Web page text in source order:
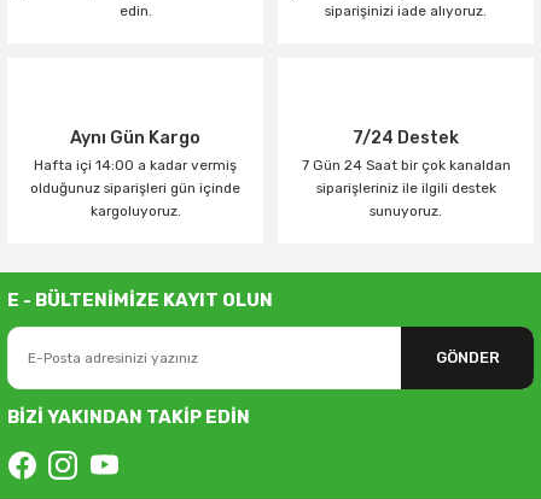
edin.
siparişinizi iade alıyoruz.
Aynı Gün Kargo
Hafta içi 14:00 a kadar vermiş
olduğunuz siparişleri gün içinde
kargoluyoruz.
7/24 Destek
7 Gün 24 Saat bir çok kanaldan
siparişleriniz ile ilgili destek
sunuyoruz.
E - BÜLTENİMİZE KAYIT OLUN
GÖNDER
BİZİ YAKINDAN TAKİP EDİN